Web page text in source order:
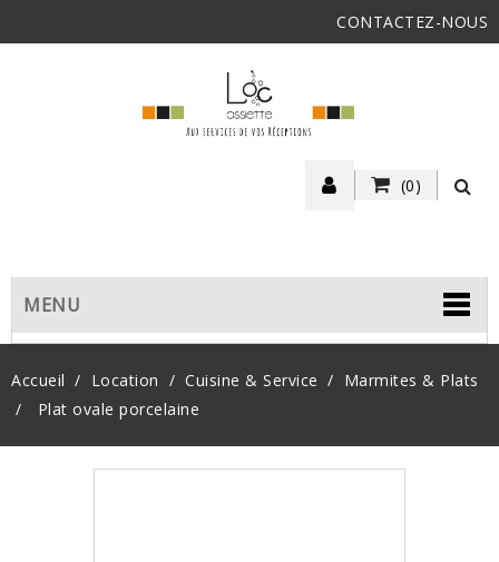
CONTACTEZ-NOUS
(0)
MENU
Accueil Location Cuisine & Service
Marmites & Plats
Plat ovale porcelaine